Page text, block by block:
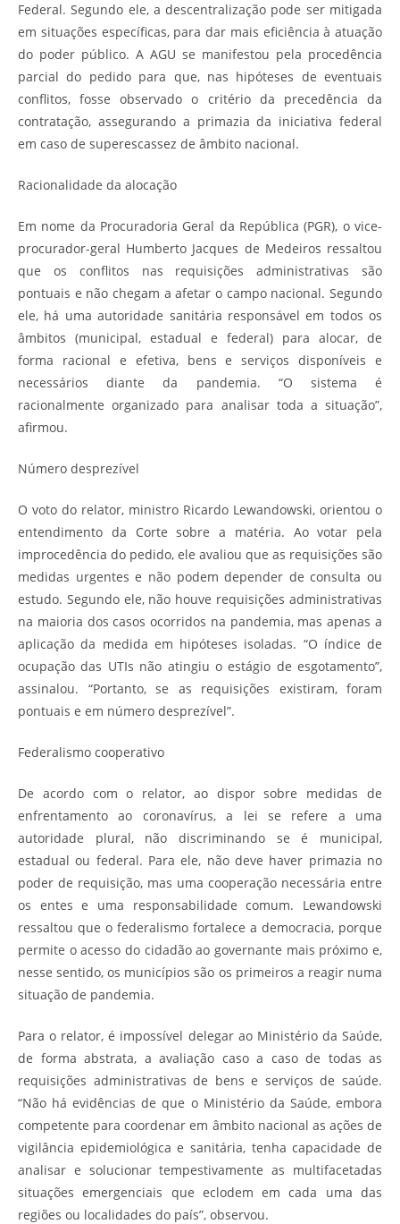
Federal. Segundo ele, a descentralização pode ser mitigada
em situações específicas, para dar mais eficiência à atuação
do poder público. A AGU se manifestou pela procedência
parcial do pedido para que, nas hipóteses de eventuais
conflitos, fosse observado o critério da precedência da
contratação, assegurando a primazia da iniciativa federal
em caso de superescassez de âmbito nacional.
Racionalidade da alocação
Em nome da Procuradoria Geral da República (PGR), o vice-
procurador-geral Humberto Jacques de Medeiros ressaltou
que os conflitos nas requisições administrativas são
pontuais e não chegam a afetar o campo nacional. Segundo
ele, há uma autoridade sanitária responsável em todos os
âmbitos (municipal, estadual e federal) para alocar, de
forma racional e efetiva, bens e serviços disponíveis e
necessários diante da pandemia. “O sistema é
racionalmente organizado para analisar toda a situação”,
afirmou.
Número desprezível
O voto do relator, ministro Ricardo Lewandowski, orientou o
entendimento da Corte sobre a matéria. Ao votar pela
improcedência do pedido, ele avaliou que as requisições são
medidas urgentes e não podem depender de consulta ou
estudo. Segundo ele, não houve requisições administrativas
na maioria dos casos ocorridos na pandemia, mas apenas a
aplicação da medida em hipóteses isoladas. “O índice de
ocupação das UTIs não atingiu o estágio de esgotamento”,
assinalou. “Portanto, se as requisições existiram, foram
pontuais e em número desprezível”.
Federalismo cooperativo
De acordo com o relator, ao dispor sobre medidas de
enfrentamento ao coronavírus, a lei se refere a uma
autoridade plural, não discriminando se é municipal,
estadual ou federal. Para ele, não deve haver primazia no
poder de requisição, mas uma cooperação necessária entre
os entes e uma responsabilidade comum. Lewandowski
ressaltou que o federalismo fortalece a democracia, porque
permite o acesso do cidadão ao governante mais próximo e,
nesse sentido, os municípios são os primeiros a reagir numa
situação de pandemia.
Para o relator, é impossível delegar ao Ministério da Saúde,
de forma abstrata, a avaliação caso a caso de todas as
requisições administrativas de bens e serviços de saúde.
“Não há evidências de que o Ministério da Saúde, embora
competente para coordenar em âmbito nacional as ações de
vigilância epidemiológica e sanitária, tenha capacidade de
analisar e solucionar tempestivamente as multifacetadas
situações emergenciais que eclodem em cada uma das
regiões ou localidades do país”, observou.